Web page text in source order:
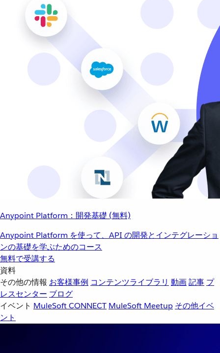
Anypoint Platform：開発基礎 (無料)
Anypoint Platform を使って、API の開発とインテグレーショ
ンの基礎を学ぶためのコース
無料で受講する
資料
その他の情報 お客様事例 コンテンツライブラリ 動画記事 プ
レスセンター ブログ
イベント MuleSoft CONNECT MuleSoft Meetup その他イベ
ント